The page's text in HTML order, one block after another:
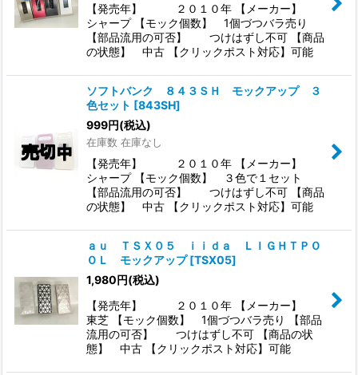
【発売年】 ２０１０年 【メーカー】
シャープ 【モック個数】 1個づつバラ売り
【部品流用の可否】 つけはずし不可 【商品
の状態】 中古 【クリックポスト対応】可能
ソフトバンク ８４３ＳＨ モックアップ ３
色セット [843SH]
999円(税込)
在庫数 在庫なし
【発売年】 ２０１０年 【メーカー】
シャープ 【モック個数】 ３色で１セット
【部品流用の可否】 つけはずし不可 【商品
の状態】 中古 【クリックポスト対応】可能
ａｕ ＴＳＸ０５ ｉｉｄａ ＬＩＧＨＴＰＯ
ＯＬ モックアップ [TSX05]
1,980円(税込)
【発売年】 ２０１０年 【メーカー】
東芝 【モック個数】 1個づつバラ売り 【部品
流用の可否】 つけはずし不可 【商品の状
態】 中古 【クリックポスト対応】可能